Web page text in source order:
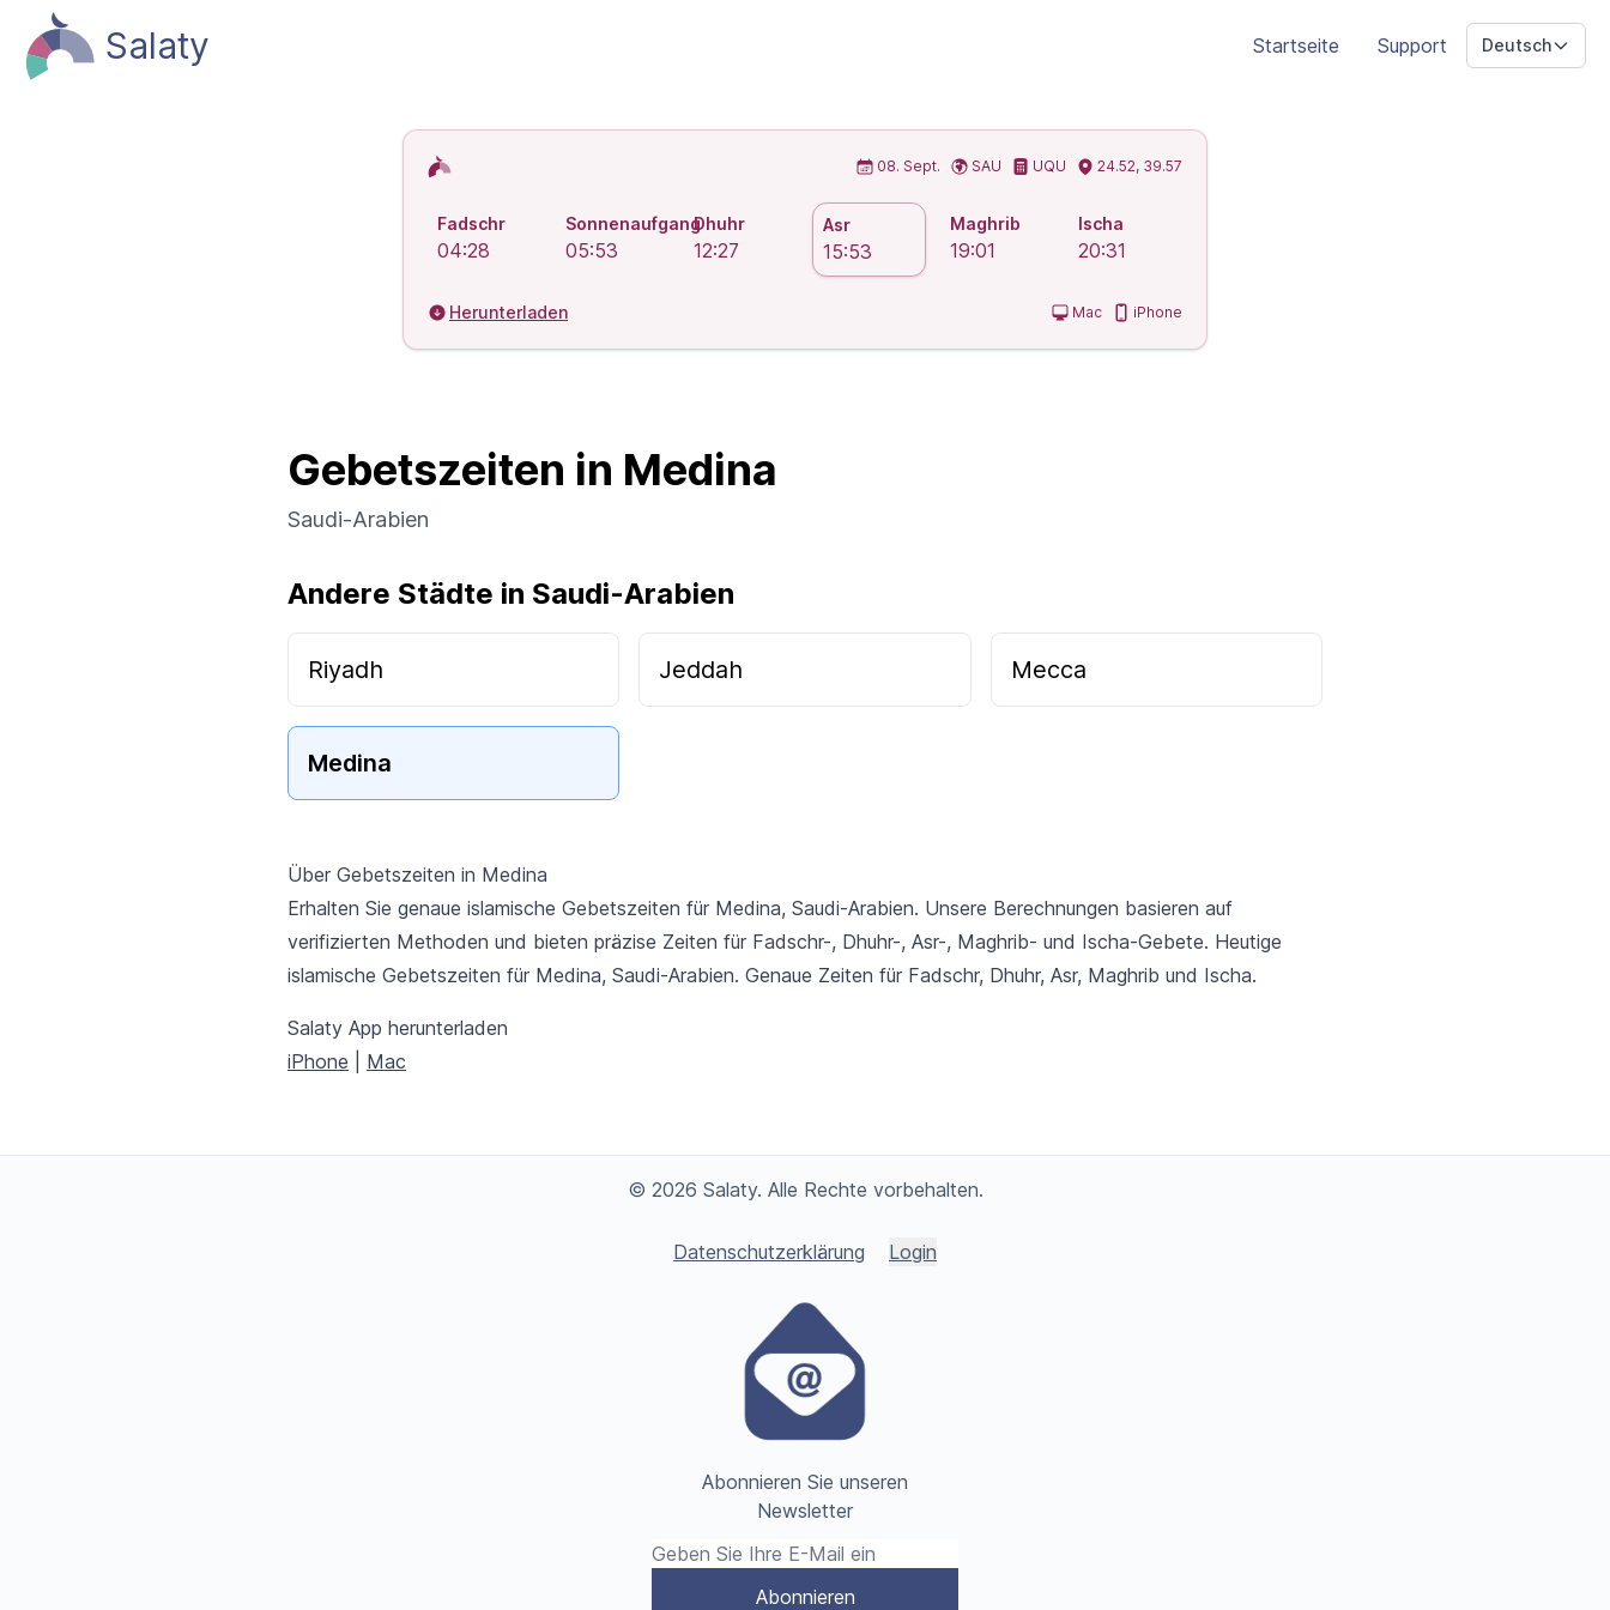
Salaty Startseite Support Deutsch
Islamische Gebetszeiten 08. Sept. SAU UQU 24.52, 39.57
Fadschr
04:28
Sonnenaufgang
05:53
Dhuhr
12:27
Asr
15:53
Maghrib
19:01
Ischa
20:31
Herunterladen Mac iPhone
Gebetszeiten in Medina
Saudi-Arabien
Andere Städte in Saudi-Arabien
Riyadh Jeddah Mecca
Medina
Über Gebetszeiten in Medina
Erhalten Sie genaue islamische Gebetszeiten für Medina, Saudi-Arabien. Unsere Berechnungen basieren auf
verifizierten Methoden und bieten präzise Zeiten für Fadschr-, Dhuhr-, Asr-, Maghrib- und Ischa-Gebete. Heutige
islamische Gebetszeiten für Medina, Saudi-Arabien. Genaue Zeiten für Fadschr, Dhuhr, Asr, Maghrib und Ischa.
Salaty App herunterladen
iPhone
Mac
© 2026 Salaty. Alle Rechte vorbehalten.
Datenschutzerklärung Login
Abonnieren Sie unseren
Newsletter